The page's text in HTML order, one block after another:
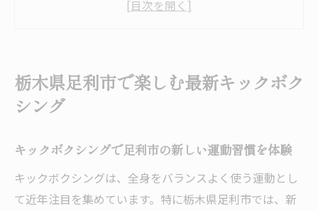
栃木県足利市の女性に人気なキックボクシ
と効果
ダイエットに効くキックボクシングの魅力徹底
解説
栃木県足利市で楽しむ最新キックボク
シング
キックボクシングで足利市の新しい運動習慣を体験
キックボクシングは、全身をバランスよく使う運動とし
て近年注目を集めています。特に栃木県足利市では、新